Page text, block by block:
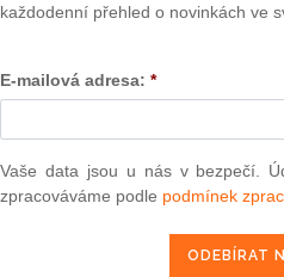
dárek Vám zašleme aktuální
ESG (Environment, Social,
každodenní přehled o novinkách ve
E-mailová adresa: *
Vaše data jsou u nás v bezpečí.
zpracováváme podle podmínek